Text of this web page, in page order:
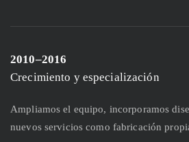
2010–2016
Crecimiento y especialización
Ampliamos el equipo, incorporamos
nuevos servicios como fabricación